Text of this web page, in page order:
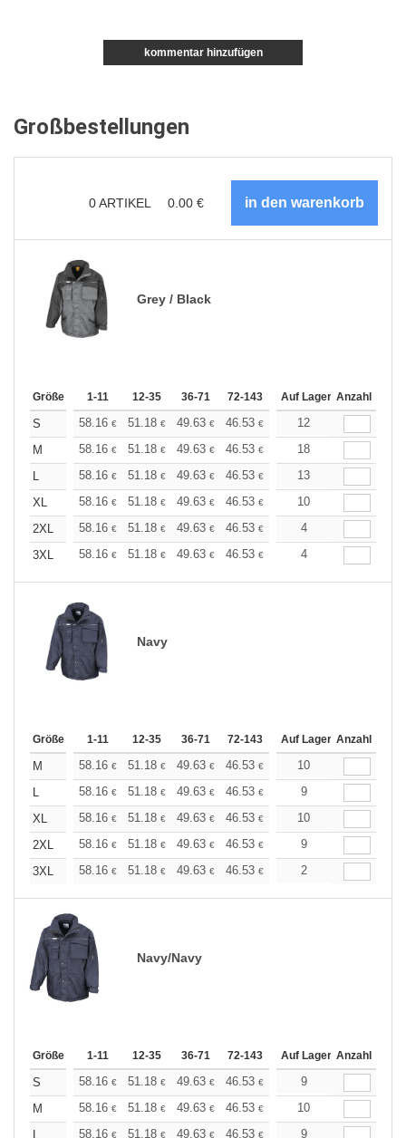
kommentar hinzufügen
Großbestellungen
0ARTIKEL 0.00 €
Grey / Black
Größe 1-11 12-35 36-71 72-143 144-287 288 +
Auf Lager Anzahl
S 58.16 € 51.18 € 49.63 € 46.53 € 44.20€
12
M
58.16 € 51.18 € 49.63 € 46.53 € 44.20€
18
L
58.16 € 51.18 € 49.63 € 46.53 € 44.20€
13
XL
58.16 € 51.18 € 49.63 € 46.53 € 44.20€
10
2XL
58.16 € 51.18 € 49.63 € 46.53 € 44.20
4
3XL
58.16 € 51.18 € 49.63 € 46.53 € 44.20
4
Navy
Größe 1-11 12-35 36-71 72-143 144-287 288 +
Auf Lager Anzahl
M 58.16 € 51.18 € 49.63 € 46.53 € 44.20€
10
L
58.16 € 51.18 € 49.63 € 46.53 € 44.20
9
XL
58.16 € 51.18 € 49.63 € 46.53 € 44.20€
10
2XL
58.16 € 51.18 € 49.63 € 46.53 € 44.20
9
3XL
58.16 € 51.18 € 49.63 € 46.53 € 44.20
2
Navy/Navy
Größe 1-11 12-35 36-71 72-143 144-287 288 +
Auf Lager Anzahl
S 58.16 € 51.18 € 49.63 € 46.53 € 44.20
9
M
58.16 € 51.18 € 49.63 € 46.53 € 44.20€
10
L
58.16 € 51.18 € 49.63 € 46.53 € 44.20
9